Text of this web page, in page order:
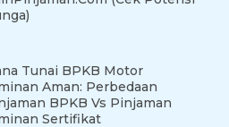
Tunai BPKB Motor
Aman: Perbedaan
BPKB Vs Pinjaman
Sertifikat